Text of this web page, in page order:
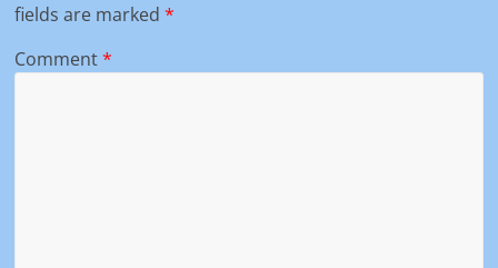
fields are marked*
Comment*